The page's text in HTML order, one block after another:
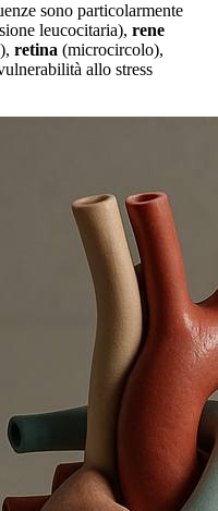
sono particolarmente
leucocitaria), rene
retina (microcircolo),
allo stress